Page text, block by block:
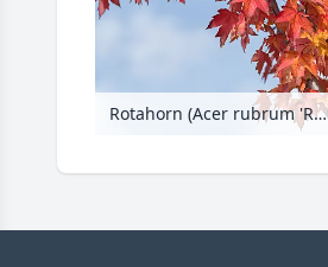
Rotahorn (Acer rubrum 'Redpointe')